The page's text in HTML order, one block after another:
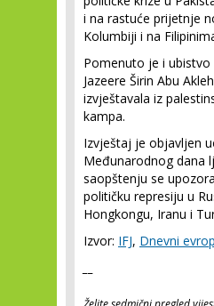
i na rastuće prijetnje
Kolumbiji i na
Pomenuto je i ubistvo
Jazeere Širin Abu
izvještavala iz
kampa.
Izvještaj je objavljen
Međunarodnog dana
saopštenju se
političku represiju u
Hongkongu, Iranu i
Izvor: IFJ, Dnevni